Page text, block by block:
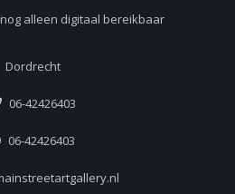
alleen digitaal bereikbaar
Dordrecht
06-42426403
06-42426403